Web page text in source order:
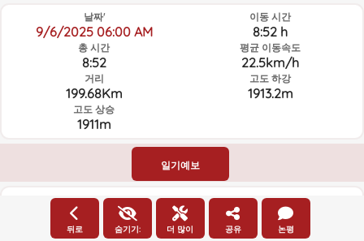
날짜'
9/6/2025 06:00 AM
총 시간
8:52
거리
199.68Km
고도 상승
1911m
이동 시간
8:52 h
평균 이동속도
22.5km/h
고도 하강
1913.2m
일기예보
고도
뒤로 숨기기: 더 많이 공유 논평